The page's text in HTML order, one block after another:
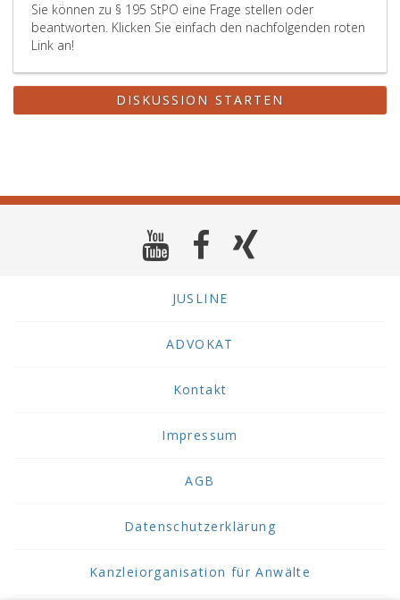
Sie können zu § 195 StPO eine Frage stellen oder
beantworten. Klicken Sie einfach den nachfolgenden roten
Link an!
DISKUSSION STARTEN
JUSLINE
ADVOKAT
Kontakt
Impressum
AGB
Datenschutzerklärung
Kanzleiorganisation für Anwälte